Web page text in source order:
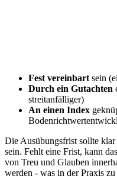
Fest vereinbartsein
Durch ein Gutachten
streitanfälliger)
An einen Index
Die Ausübungsfrist sollte
sein. Fehlt eine Frist, kann
von Treu und Glauben
werden - was in der Praxis